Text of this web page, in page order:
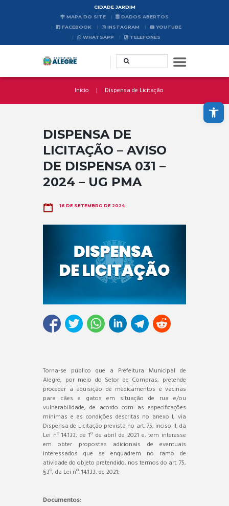
Abrir a barra de ferramentas
CIDADE JARDIM
MAPA DO SITE
DADOS ABERTOS
FACEBOOK
INSTAGRAM
YOUTUBE
WHATSAPP
TELEFONES
Início Dispensa de Licitação
DISPENSA DE
LICITAÇÃO – AVISO
DE DISPENSA 031 –
2024 – UG PMA
16 DE SETEMBRO DE 2024
Torna-se público que a Prefeitura Municipal de
Alegre, por meio do Setor de Compras, pretende
proceder a aquisição de medicamentos e vacinas
para cães e gatos em situação de rua e/ou
vulnerabilidade, de acordo com as especificações
mínimas e as condições descritas no anexo I, via
Dispensa de Licitação prevista no art. 75, inciso II, da
Lei nº 14.133, de 1º de abril de 2021 e, tem interesse
em obter propostas adicionais de eventuais
interessados que se enquadrem no ramo de
atividade do objeto pretendido, nos termos do art. 75,
§3º, da Lei nº. 14.133, de 2021;
Documentos: